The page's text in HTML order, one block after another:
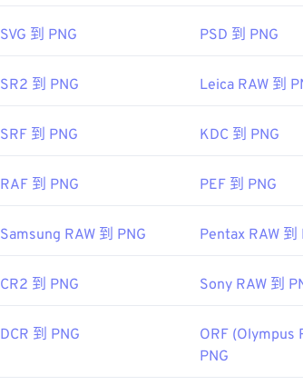
SVG 到 PNG PSD 到 PNG
SR2 到 PNG Leica RAW 到
SRF 到 PNG KDC 到 PNG
RAF 到 PNG PEF 到 PNG
Samsung RAW 到 PNG Pentax RAW 到
CR2 到 PNG Sony RAW 到
DCR 到 PNG
ORF (Olympus
PNG